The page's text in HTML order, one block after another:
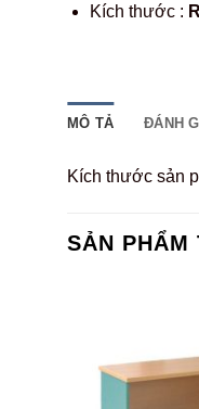
Kích thước :
MÔ TẢ ĐÁNH
Kích thước sản
SẢN